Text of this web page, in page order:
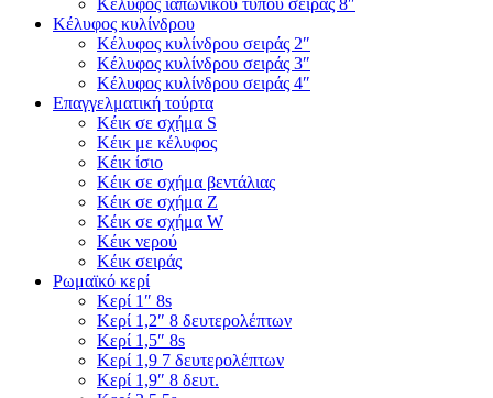
Κέλυφος ιαπωνικού τύπου σειράς 8″
Κέλυφος κυλίνδρου
Κέλυφος κυλίνδρου σειράς 2″
Κέλυφος κυλίνδρου σειράς 3″
Κέλυφος κυλίνδρου σειράς 4″
Επαγγελματική τούρτα
Κέικ σε σχήμα S
Κέικ με κέλυφος
Κέικ ίσιο
Κέικ σε σχήμα βεντάλιας
Κέικ σε σχήμα Ζ
Κέικ σε σχήμα W
Κέικ νερού
Κέικ σειράς
Ρωμαϊκό κερί
Κερί 1″ 8s
Κερί 1,2″ 8 δευτερολέπτων
Κερί 1,5″ 8s
Κερί 1,9 7 δευτερολέπτων
Κερί 1,9″ 8 δευτ.